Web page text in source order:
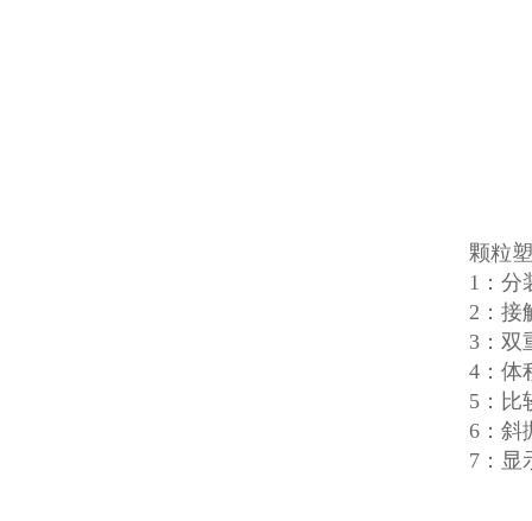
颗粒
1：分
2：接
3：双
4：体
5：比
6：斜
7：显